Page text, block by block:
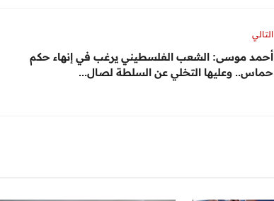
التالي
أحمد موسى: الشعب الفلسطيني يرغب في إنهاء حكم
حماس.. وعليها التخلي عن السلطة لصال...